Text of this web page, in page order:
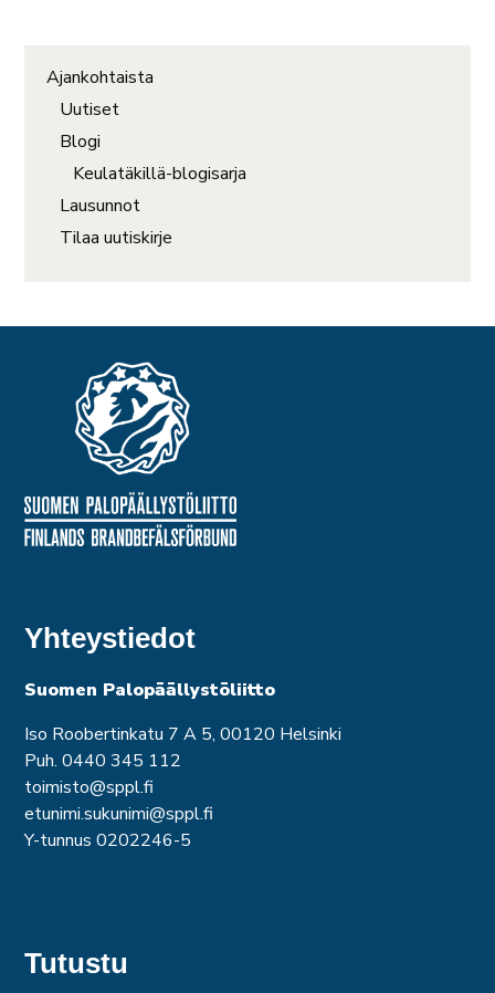
Ajankohtaista
Uutiset
Blogi
Keulatäkillä-blogisarja
Lausunnot
Tilaa uutiskirje
Yhteystiedot
Suomen Palopäällystöliitto
Iso Roobertinkatu 7 A 5, 00120 Helsinki
Puh. 0440 345 112
toimisto@sppl.fi
etunimi.sukunimi@sppl.fi
Y-tunnus 0202246-5
Tutustu